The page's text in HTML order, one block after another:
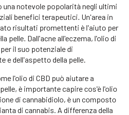
una notevole popolarità negli ultimi
benefici terapeutici. Un'area in
risultati promettenti è l'aiuto per
pelle. Dall'acne all'eczema, l'olio di
il suo potenziale di
e dell'aspetto della pelle.
l'olio di CBD può aiutare a
è importante capire cos'è l'olio
di cannabidiolo, è un composto
di cannabis. A differenza della